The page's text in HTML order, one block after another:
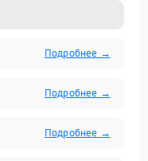
Подробнее →
Подробнее →
Подробнее →